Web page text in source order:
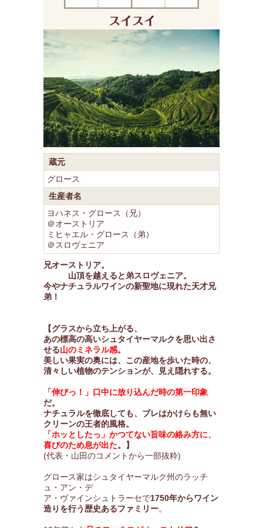
蔵元
グロース
生産者名
ヨハネス・グロース（兄）
＠オーストリア
ミヒャエル・グロース（弟）
＠スロヴェニア
兄オーストリア。
山頂を越えると弟スロヴェニア。
今やナチュラルワインの新聖地に現れた天才兄
弟！
【グラスから立ち上がる、
あの標高の高いシュタイヤーマルクを思い出さ
せる山のミネラル感。
美しい果実の奥には、この産地を歩いた時の、
清々しい植物のテンションが、見え隠れする。
「伸びっ！」口中に放り込んだ時の第一印象
だ。
ナチュラルを徹底しても、ブレはかけらも無い
クリーンの王者的風格。
「ホッとしたっ」かつてない旨味の絡み方に、
喜びのため息が出た。】
(代表・山田のコメントから一部抜粋)
グロース家はシュタイヤーマルク州のラッチ
ュ・アン・デ
ア・ヴァインシュトラーセで1750年からワイン
造りを行う歴史あるファミリー。